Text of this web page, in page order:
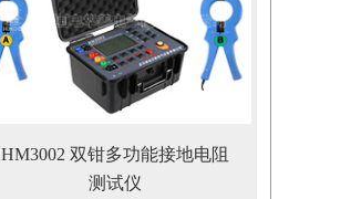
HM3002 双钳多功能接地电阻
测试仪